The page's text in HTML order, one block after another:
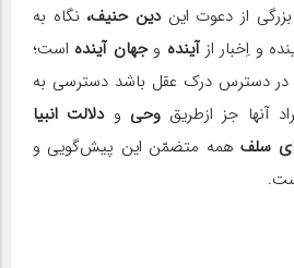
بزرگی از دعوت ایندین حنیف، نگاه به
و اِخبار ازآینده وجهان آینده است؛
در دسترس درک عقل باشد دسترسی به
آنها جز ازطریقوحی ودلالت انبیا
سلفهمه متضمّن این پیش‌گویی و